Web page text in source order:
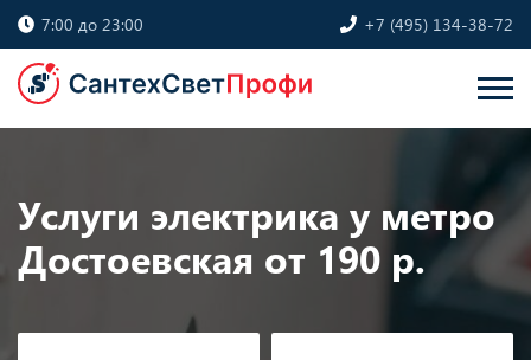
7:00 до 23:00 +7 (495) 134-38-72
Услуги электрика у метро
Достоевская от 190 р.